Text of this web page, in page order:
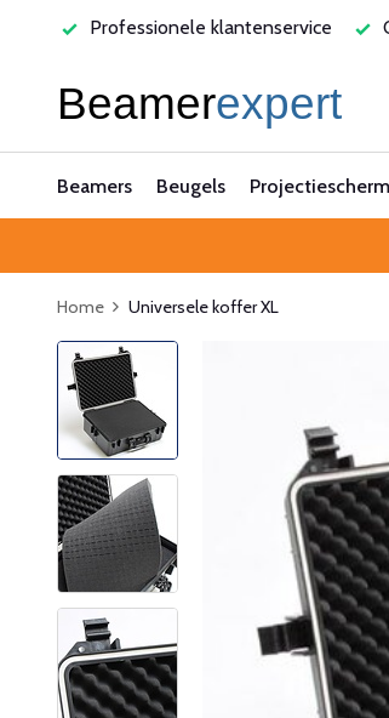
Professionele klantenservice
Beamers Beugels
Home Universele koffer XL